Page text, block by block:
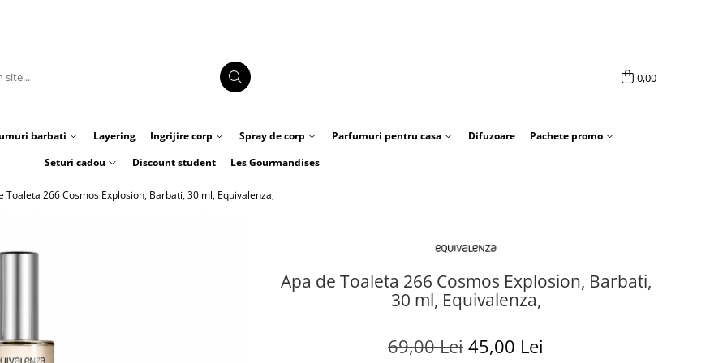
0,00
barbati Layering Ingrijire corp Spray de corp Parfumuri pentru casa Difuzoare
Pachete promo
Seturi cadou
Discount student Les Gourmandises
Toaleta 266 Cosmos Explosion, Barbati, 30 ml, Equivalenza,
Apa de Toaleta 266 Cosmos Explosion, Barbati,
30 ml, Equivalenza,
69,00 Lei 45,00 Lei